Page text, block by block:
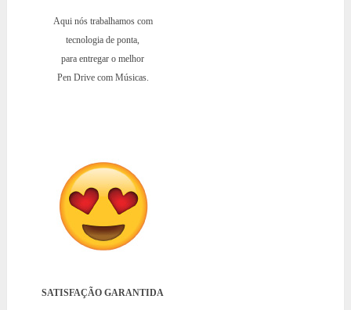
Aqui nós trabalhamos com
tecnologia de ponta,
para entregar o melhor
Pen Drive com Músicas.
SATISFAÇÃO GARANTIDA